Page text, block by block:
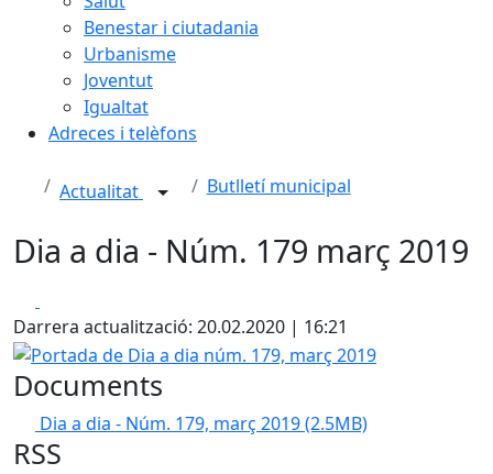
Benestar i ciutadania
Urbanisme
Joventut
Igualtat
Adreces i telèfons
Actualitat Butlletí municipal
Dia a dia - Núm. 179 març 2019
Darrera actualització: 20.02.2020 | 16:21
Portada de Dia a dia núm. 179, març 2019
Documents
Dia a dia - Núm. 179, març 2019(2.5MB)
RSS